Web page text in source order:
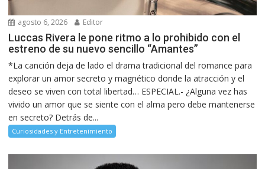
agosto 6, 2026 Editor
Luccas Rivera le pone ritmo a lo prohibido con el
estreno de su nuevo sencillo “Amantes”
*La canción deja de lado el drama tradicional del romance para
explorar un amor secreto y magnético donde la atracción y el
deseo se viven con total libertad… ESPECIAL.- ¿Alguna vez has
vivido un amor que se siente con el alma pero debe mantenerse
en secreto? Detrás de...
Curiosidades y Entretenimiento